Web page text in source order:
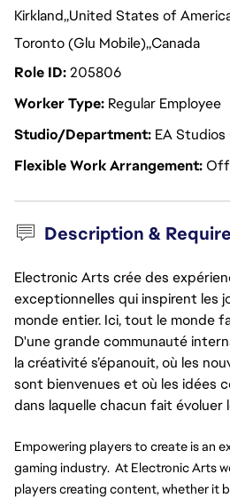
Kirkland United States of
Toronto (Glu Mobile) Canada
Role ID205806
Worker Type Regular Employee
Studio/Department EA
Flexible Work Arrangement
Description &
Electronic Arts crée des
exceptionnelles qui inspirent les
monde entier. Ici, tout le monde
D'une grande communauté
la créativité s’épanouit, où les
sont bienvenues et où les idées
dans laquelle chacun fait évoluer
Empowering players to create is an
gaming industry. At Electronic Arts
players creating content, whether it